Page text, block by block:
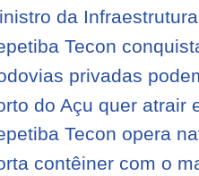
da
Tecon
privadas
do Açu quer atrair
Tecon opera
contêiner com o